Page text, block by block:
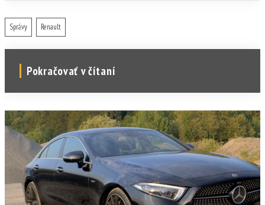
Správy Renault
Pokračovať v čítaní